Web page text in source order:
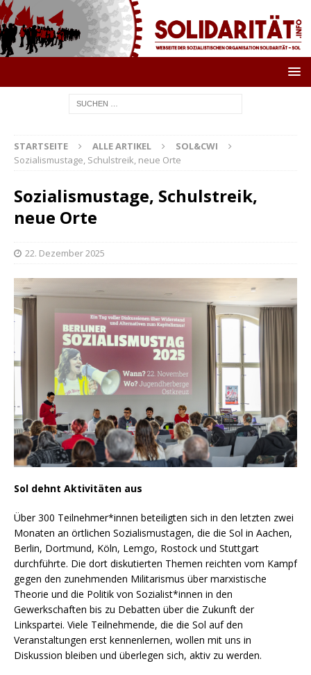
STARTSEITE ALLE ARTIKEL
SOL&CWI
Sozialismustage, Schulstreik, neue Orte
Sozialismustage, Schulstreik,
neue Orte
22. Dezember 2025
Sol dehnt Aktivitäten aus
Über 300 Teilnehmer*innen beteiligten sich in den letzten zwei
Monaten an örtlichen Sozialismustagen, die die Sol in Aachen,
Berlin, Dortmund, Köln, Lemgo, Rostock und Stuttgart
durchführte. Die dort diskutierten Themen reichten vom Kampf
gegen den zunehmenden Militarismus über marxistische
Theorie und die Politik von Sozialist*innen in den
Gewerkschaften bis zu Debatten über die Zukunft der
Linkspartei. Viele Teilnehmende, die die Sol auf den
Veranstaltungen erst kennenlernen, wollen mit uns in
Diskussion bleiben und überlegen sich, aktiv zu werden.